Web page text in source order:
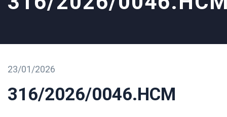
23/01/2026
316/2026/0046.HCM